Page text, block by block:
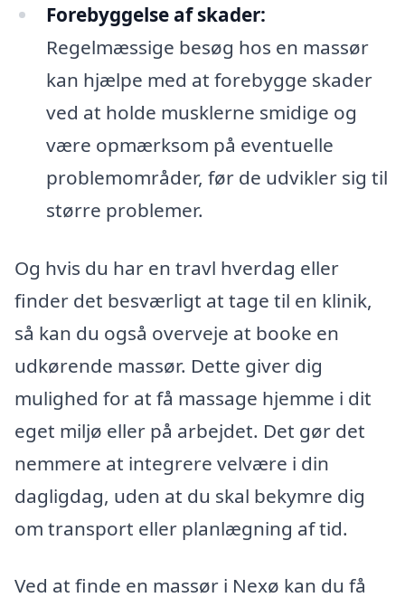
Forebyggelse af skader:
Regelmæssige besøg hos en massør
kan hjælpe med at forebygge skader
ved at holde musklerne smidige og
være opmærksom på eventuelle
problemområder, før de udvikler sig til
større problemer.
Og hvis du har en travl hverdag eller
finder det besværligt at tage til en klinik,
så kan du også overveje at booke en
udkørende massør. Dette giver dig
mulighed for at få massage hjemme i dit
eget miljø eller på arbejdet. Det gør det
nemmere at integrere velvære i din
dagligdag, uden at du skal bekymre dig
om transport eller planlægning af tid.
Ved at finde en massør i Nexø kan du få